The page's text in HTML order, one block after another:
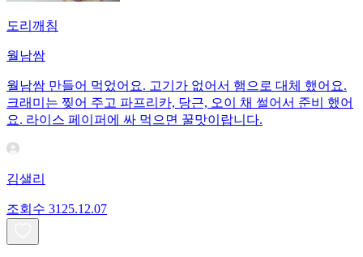
도리깨침
월남쌈
월남쌈 만들어 먹었어요. 고기가 없어서 햄으로 대체 했어요.
크래미는 찢어 주고 파프리카, 당근, 오이 채 썰어서 준비 했어
요. 라이스 페이퍼에 싸 먹으면 꿀맛이랍니다.
김샐리
조회수 31 25.12.07